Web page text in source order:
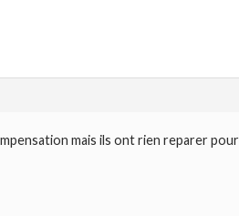
mais ils ont rien reparer